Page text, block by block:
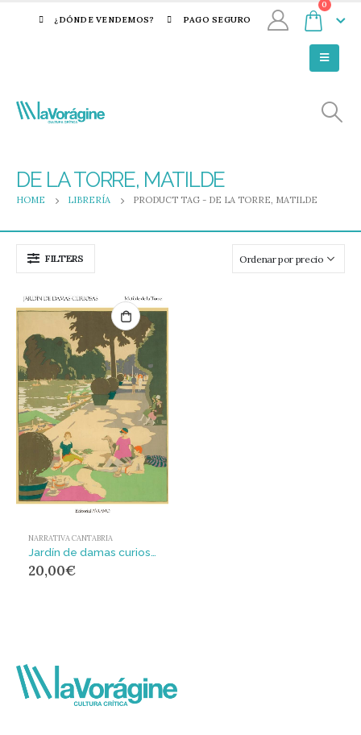
¿DÓNDE VENDEMOS? PAGO SEGURO
0
DE LA TORRE, MATILDE
HOME LIBRERÍA PRODUCT TAG - DE LA TORRE, MATILDE
FILTERS
NARRATIVA CANTABRIA
20,00€